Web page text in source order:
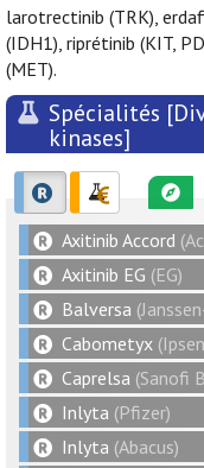
larotrectinib (TRK),
(IDH1), riprétinib (KIT,
(MET).
Spécialités
kinases]
Axitinib Accord
Axitinib EG (EG)
Balversa
Cabometyx
Caprelsa (Sanofi
Inlyta (Pfizer)
Inlyta (Abacus)